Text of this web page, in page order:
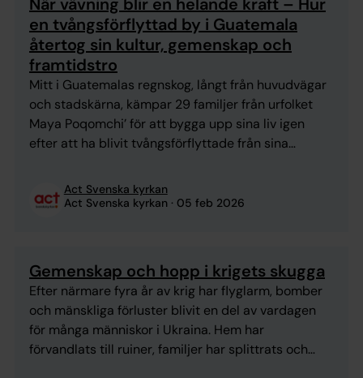
en tvångsförflyttad by i Guatemala
återtog sin kultur, gemenskap och
framtidstro
Mitt i Guatemalas regnskog, långt från huvudvägar
och stadskärna, kämpar 29 familjer från urfolket
Maya Poqomchi’ för att bygga upp sina liv igen
efter att ha blivit tvångsförflyttade från sina
timmes vandring längs leriga stigar leder fram till
platsen där de nu bor – i enkla skjul ...
Act Svenska kyrkan
Act Svenska kyrkan
05 feb 2026
Gemenskap och hopp i krigets skugga
Efter närmare fyra år av krig har flyglarm, bomber
och mänskliga förluster blivit en del av vardagen
för många människor i Ukraina. Hem har
förvandlats till ruiner, familjer har splittrats och